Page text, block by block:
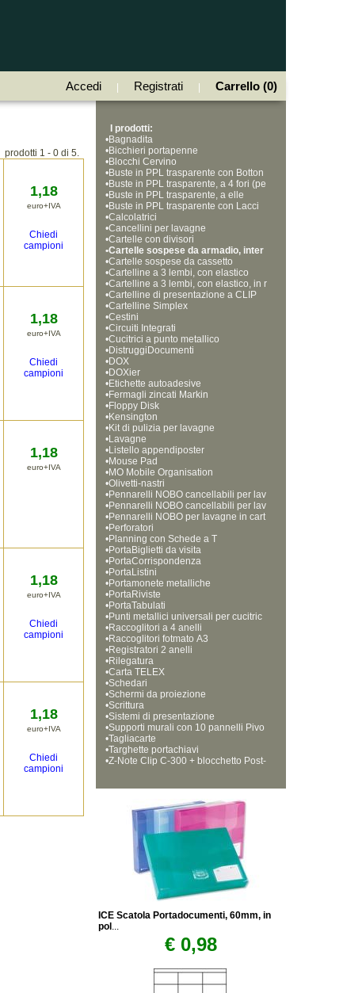
Accedi Registrati Carrello (0)
prodotti 1 - 0 di 5.
1,18
euro+IVA
Chiedi
campioni
1,18
euro+IVA
Chiedi
campioni
1,18
euro+IVA
1,18
euro+IVA
Chiedi
campioni
1,18
euro+IVA
Chiedi
campioni
I prodotti:
•Bagnadita
•Bicchieri portapenne
•Blocchi Cervino
•Buste in PPL trasparente con Botton
e
•Buste in PPL trasparente, a 4 fori (pe
rforazione universale)
•Buste in PPL trasparente, a elle
•Buste in PPL trasparente con Lacci
o e Soffietto, formato A4
•Calcolatrici
•Cancellini per lavagne
•Cartelle con divisori
•Cartelle sospese da armadio, inter
asse 33cm
•Cartelle sospese da cassetto
•Cartelline a 3 lembi, con elastico
•Cartelline a 3 lembi, con elastico, in r
obusto polipropilene
•Cartelline di presentazione a CLIP
•Cartelline Simplex
•Cestini
•Circuiti Integrati
•Cucitrici a punto metallico
•DistruggiDocumenti
•DOX
•DOXier
•Etichette autoadesive
•Fermagli zincati Markin
•Floppy Disk
•Kensington
•Kit di pulizia per lavagne
•Lavagne
•Listello appendiposter
•Mouse Pad
•MO Mobile Organisation
•Olivetti-nastri
•Pennarelli NOBO cancellabili per lav
agne bianche, punta tonda da 1 mm
•Pennarelli NOBO cancellabili per lav
agne bianche, punta tonda da 3 mm
•Pennarelli NOBO per lavagne in cart
a, punta a scalpello
•Perforatori
•Planning con Schede a T
•PortaBiglietti da visita
•PortaCorrispondenza
•PortaListini
•Portamonete metalliche
•PortaRiviste
•PortaTabulati
•Punti metallici universali per cucitric
e
•Raccoglitori a 4 anelli
•Raccoglitori fotmato A3
•Registratori 2 anelli
•Rilegatura
•Carta TELEX
•Schedari
•Schermi da proiezione
•Scrittura
•Sistemi di presentazione
•Supporti murali con 10 pannelli Pivo
dex
•Tagliacarte
•Targhette portachiavi
•Z-Note Clip C-300 + blocchetto Post-
ICE Scatola Portadocumenti, 60mm, in
pol ...
€ 0,98